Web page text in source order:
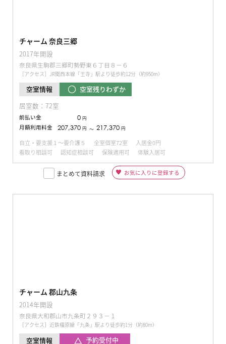
チャーム 奈良三郷
2017年開設
奈良県生駒郡三郷町勢野東６丁目８−６
［アクセス］JR関西本線「王寺」駅より徒歩約12分（約950m）
空室情報
空室残りわずか
居室数：72室
前払い金 0 円
月額利用料金 207,370 円 〜 217,370 円
自立・要支援１～要介護５ 全室個室72室
入居金0円
看取り相談可
認知症相談可 保険適用可 体験入居可
まとめて資料請求 お気に入りに登録する
チャーム 郡山九条
2014年開設
奈良県大和郡山市九条町２９３−１
［アクセス］近鉄橿原線「九条」駅より徒歩約1分（約80m）
空室情報
予約受付中